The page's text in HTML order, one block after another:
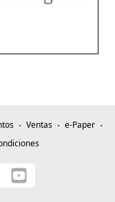
Ventas
e-Paper